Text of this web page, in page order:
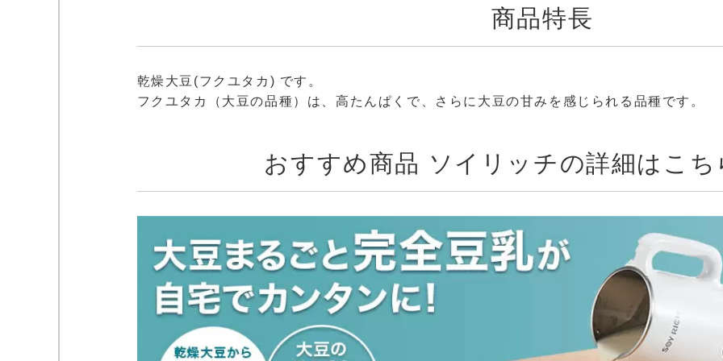
商品特長
乾燥大豆(フクユタカ) です。
フクユタカ（大豆の品種）は、高たんぱくで、さらに大豆の甘みを感じられる品種です。
おすすめ商品 ソイリッチの詳細はこ